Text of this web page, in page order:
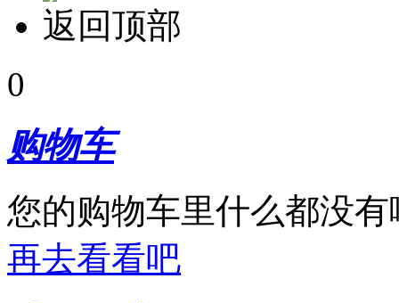
返回顶部
0
购物车
您的购物车里什么都没有
再去看看吧